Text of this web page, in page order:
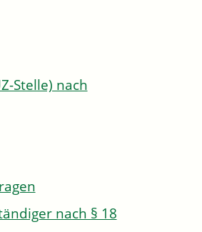
Stelle) nach
nach § 18